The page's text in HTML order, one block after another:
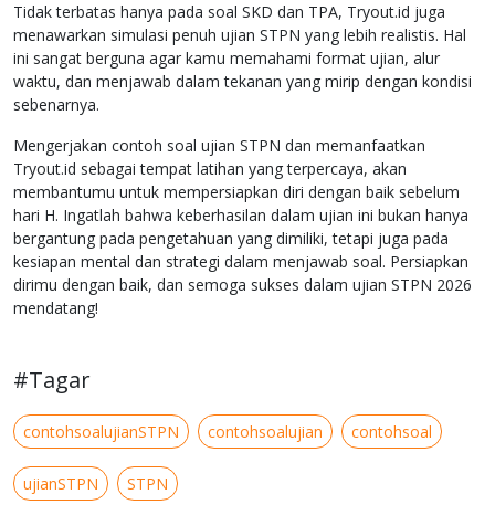
Tidak terbatas hanya pada soal SKD dan TPA, Tryout.id juga
menawarkan simulasi penuh ujian STPN yang lebih realistis. Hal
ini sangat berguna agar kamu memahami format ujian, alur
waktu, dan menjawab dalam tekanan yang mirip dengan kondisi
sebenarnya.
Mengerjakan contoh soal ujian STPN dan memanfaatkan
Tryout.id sebagai tempat latihan yang terpercaya, akan
membantumu untuk mempersiapkan diri dengan baik sebelum
hari H. Ingatlah bahwa keberhasilan dalam ujian ini bukan hanya
bergantung pada pengetahuan yang dimiliki, tetapi juga pada
kesiapan mental dan strategi dalam menjawab soal. Persiapkan
dirimu dengan baik, dan semoga sukses dalam ujian STPN 2026
mendatang!
#Tagar
contohsoalujianSTPN contohsoalujian contohsoal
ujianSTPN STPN